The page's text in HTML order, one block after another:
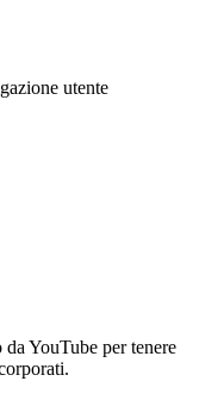
utente
YouTube per tenere